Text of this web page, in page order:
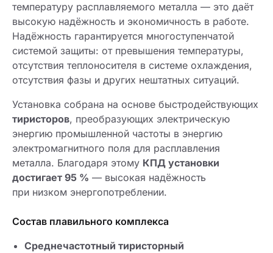
температуру расплавляемого металла — это даёт
высокую надёжность и экономичность в работе.
Надёжность гарантируется многоступенчатой
системой защиты: от превышения температуры,
отсутствия теплоносителя в системе охлаждения,
отсутствия фазы и других нештатных ситуаций.
Установка собрана на основе быстродействующих
тиристоров, преобразующих электрическую
энергию промышленной частоты в энергию
электромагнитного поля для расплавления
металла. Благодаря этому КПД установки
достигает 95 % — высокая надёжность
при низком энергопотреблении.
Состав плавильного комплекса
Среднечастотный тиристорный